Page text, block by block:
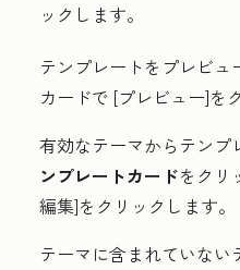
ックします。
テンプレートをプレビ
カードで [プレビュー]を
有効なテーマからテンプ
ンプレートカードをクリ
編集]をクリックします。
テーマに含まれていな